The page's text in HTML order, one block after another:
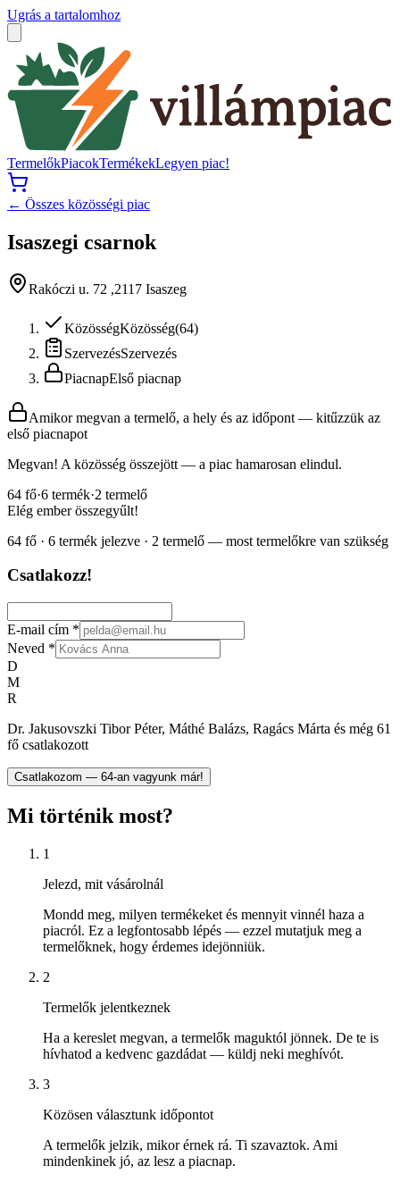
Ugrás a tartalomhoz
TermelőkPiacokTermékekLegyen piac!
← Összes közösségi piac
Isaszegi csarnok
Rakóczi u. 72 ,2117 Isaszeg
KözösségKözösség(64)
SzervezésSzervezés
PiacnapElső piacnap
Amikor megvan a termelő, a hely és az időpont — kitűzzük az
első piacnapot
Megvan! A közösség összejött — a piac hamarosan elindul.
64 fő·6 termék·2 termelő
Elég ember összegyűlt!
64 fő · 6 termék jelezve · 2 termelő — most termelőkre van szükség
Csatlakozz!
E-mail cím *
Neved *
D
M
R
Dr. Jakusovszki Tibor Péter, Máthé Balázs, Ragács Márta és még 61
fő csatlakozott
Csatlakozom — 64-an vagyunk már!
Mi történik most?
1
Jelezd, mit vásárolnál
Mondd meg, milyen termékeket és mennyit vinnél haza a
piacról. Ez a legfontosabb lépés — ezzel mutatjuk meg a
termelőknek, hogy érdemes idejönniük.
2
Termelők jelentkeznek
Ha a kereslet megvan, a termelők maguktól jönnek. De te is
hívhatod a kedvenc gazdádat — küldj neki meghívót.
3
Közösen választunk időpontot
A termelők jelzik, mikor érnek rá. Ti szavaztok. Ami
mindenkinek jó, az lesz a piacnap.